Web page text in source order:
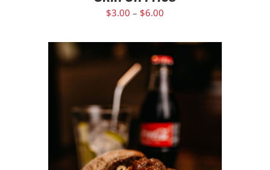
$3.00 – $6.00
DETAILS